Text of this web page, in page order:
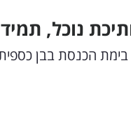
נוכל,